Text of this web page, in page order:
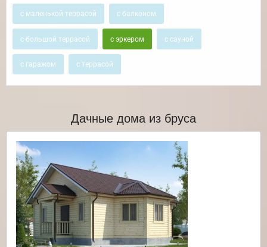
с маленькой террасой с балконом
с большой террасой с эркером с сауной
с гаражом с террасой
Дачные дома из бруса